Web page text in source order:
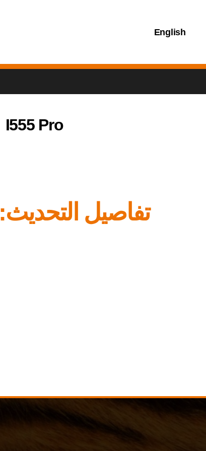
English
I555 Pro
تفاصيل التحديث: